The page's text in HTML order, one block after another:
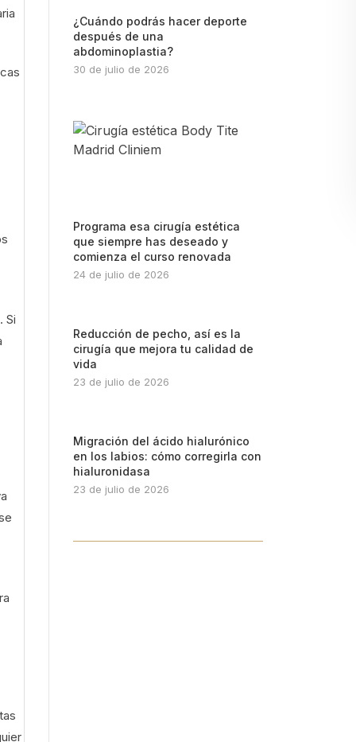
. Si
¿Cuándo podrás hacer deporte
después de una
abdominoplastia?
30 de julio de 2026
Programa esa cirugía estética
que siempre has deseado y
comienza el curso renovada
24 de julio de 2026
Reducción de pecho, así es la
cirugía que mejora tu calidad de
vida
23 de julio de 2026
Migración del ácido hialurónico
en los labios: cómo corregirla con
hialuronidasa
23 de julio de 2026